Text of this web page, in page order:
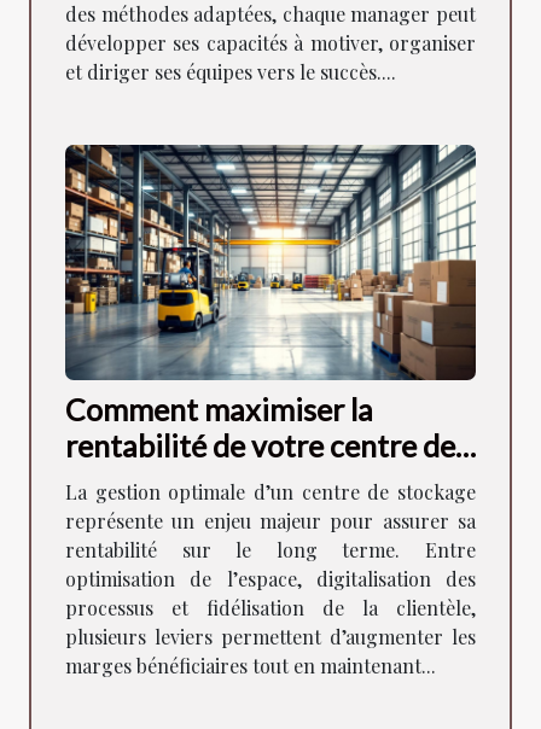
des méthodes adaptées, chaque manager peut
développer ses capacités à motiver, organiser
et diriger ses équipes vers le succès....
Comment maximiser la
rentabilité de votre centre de
stockage ?
La gestion optimale d’un centre de stockage
représente un enjeu majeur pour assurer sa
rentabilité sur le long terme. Entre
optimisation de l’espace, digitalisation des
processus et fidélisation de la clientèle,
plusieurs leviers permettent d’augmenter les
marges bénéficiaires tout en maintenant...